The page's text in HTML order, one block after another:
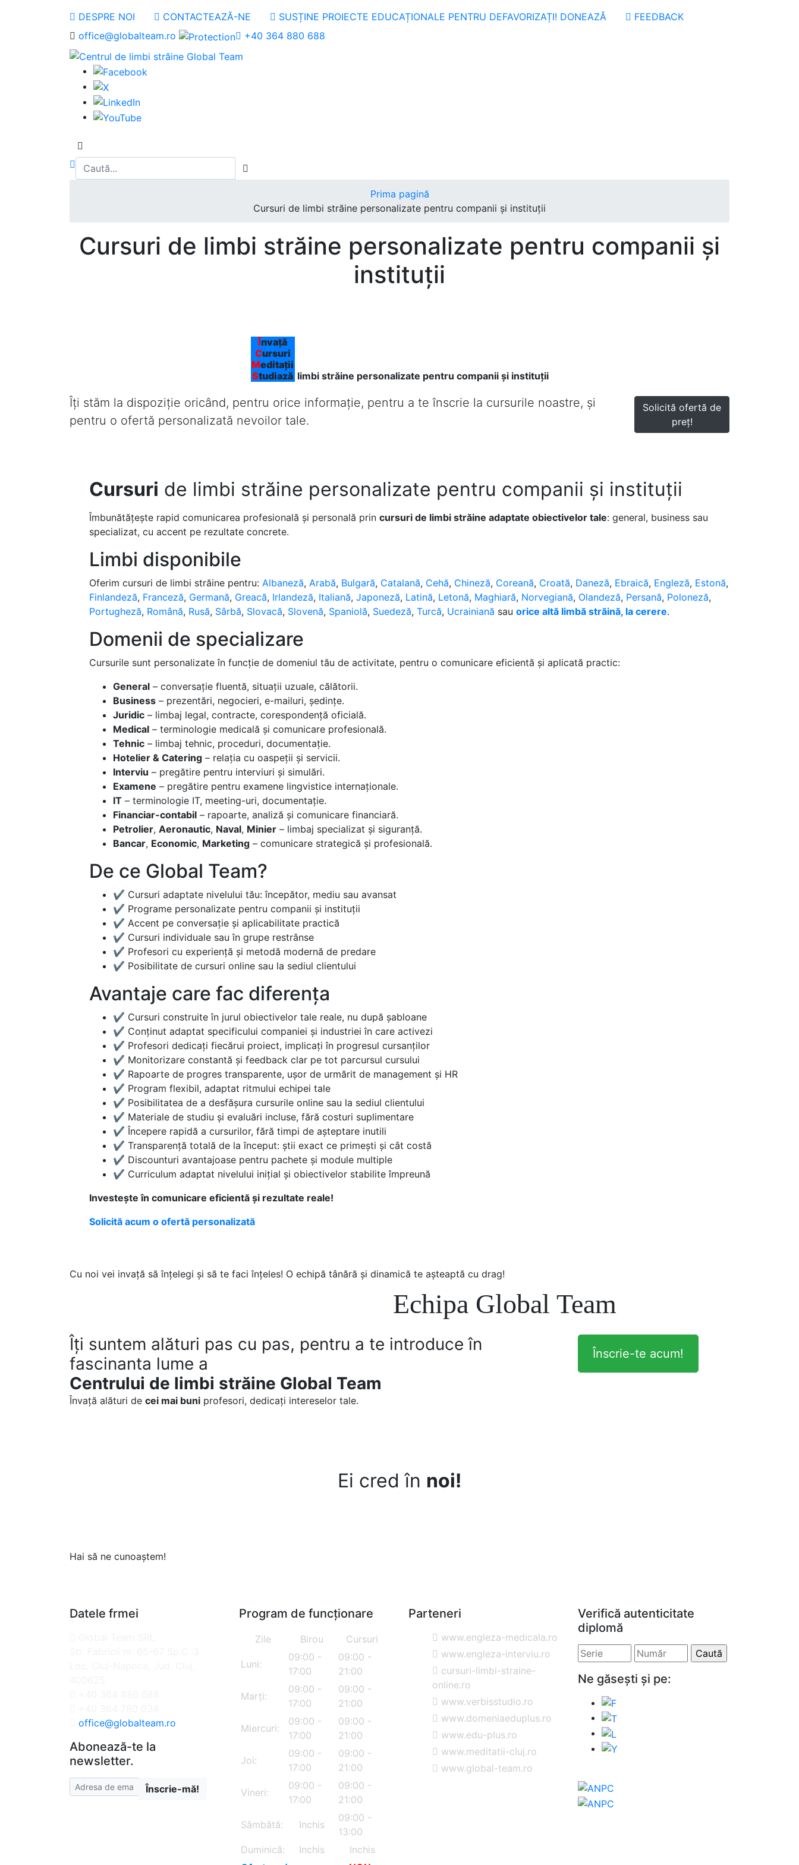
DESPRE NOI CONTACTEAZĂ-NE SUSȚINE PROIECTE EDUCAȚIONALE PENTRU DEFAVORIZAȚI! DONEAZĂ
FEEDBACK
office@globalteam.ro
+40 364 880 688
Cursuri de limbi străine personalizate pentru companii și
instituții
Prima pagină
Cursuri de limbi străine personalizate pentru companii și instituții
Învață
Cursuri
Meditații
Studiază limbi străine personalizate pentru companii și instituții
Îți stăm la dispoziție oricând, pentru orice informație, pentru a te înscrie la cursurile noastre, și
pentru o ofertă personalizată nevoilor tale.
Solicită ofertă de
preț!
Cursuri de limbi străine personalizate pentru companii și instituții
Îmbunătățește rapid comunicarea profesională și personală prin cursuri de limbi străine adaptate obiectivelor tale: general, business sau
specializat, cu accent pe rezultate concrete.
Limbi disponibile
Oferim cursuri de limbi străine pentru: Albaneză, Arabă, Bulgară, Catalană, Cehă, Chineză, Coreană, Croată, Daneză, Ebraică, Engleză, Estonă,
Finlandeză, Franceză, Germană, Greacă, Irlandeză, Italiană, Japoneză, Latină, Letonă, Maghiară, Norvegiană, Olandeză, Persană, Poloneză,
Portugheză, Română, Rusă, Sârbă, Slovacă, Slovenă, Spaniolă, Suedeză, Turcă, Ucrainiană sau orice altă limbă străină, la cerere.
Domenii de specializare
Cursurile sunt personalizate în funcție de domeniul tău de activitate, pentru o comunicare eficientă și aplicată practic:
General – conversație fluentă, situații uzuale, călătorii.
Business – prezentări, negocieri, e-mailuri, ședințe.
Juridic – limbaj legal, contracte, corespondență oficială.
Medical – terminologie medicală și comunicare profesională.
Tehnic – limbaj tehnic, proceduri, documentație.
Hotelier & Catering – relația cu oaspeții și servicii.
Interviu – pregătire pentru interviuri și simulări.
Examene – pregătire pentru examene lingvistice internaționale.
IT – terminologie IT, meeting-uri, documentație.
Financiar-contabil – rapoarte, analiză și comunicare financiară.
Petrolier, Aeronautic, Naval, Minier – limbaj specializat și siguranță.
Bancar, Economic, Marketing – comunicare strategică și profesională.
De ce Global Team?
✔ Cursuri adaptate nivelului tău: începător, mediu sau avansat
✔ Programe personalizate pentru companii și instituții
✔ Accent pe conversație și aplicabilitate practică
✔ Cursuri individuale sau în grupe restrânse
✔ Profesori cu experiență și metodă modernă de predare
✔ Posibilitate de cursuri online sau la sediul clientului
Avantaje care fac diferența
✔ Cursuri construite în jurul obiectivelor tale reale, nu după șabloane
✔ Conținut adaptat specificului companiei și industriei în care activezi
✔ Profesori dedicați fiecărui proiect, implicați în progresul cursanților
✔ Monitorizare constantă și feedback clar pe tot parcursul cursului
✔ Rapoarte de progres transparente, ușor de urmărit de management și HR
✔ Program flexibil, adaptat ritmului echipei tale
✔ Posibilitatea de a desfășura cursurile online sau la sediul clientului
✔ Materiale de studiu și evaluări incluse, fără costuri suplimentare
✔ Începere rapidă a cursurilor, fără timpi de așteptare inutili
✔ Transparență totală de la început: știi exact ce primești și cât costă
✔ Discounturi avantajoase pentru pachete și module multiple
✔ Curriculum adaptat nivelului inițial și obiectivelor stabilite împreună
Investește în comunicare eficientă și rezultate reale!
Solicită acum o ofertă personalizată
Cu noi vei invață să înțelegi și să te faci înțeles! O echipă tânără și dinamică te așteaptă cu drag!
Echipa Global Team
Îți suntem alături pas cu pas, pentru a te introduce în
fascinanta lume a
Centrului de limbi străine Global Team
Învață alături de cei mai buni profesori, dedicați intereselor tale.
Înscrie-te acum!
Ei cred în noi!
Hai să ne cunoaștem!
Datele frmei
office@globalteam.ro
Abonează-te la
newsletter.
Înscrie-mă!
Program de funcționare
Zile Birou Cursuri
Luni:
09:00 -
17:00
09:00 -
21:00
Marți:
09:00 -
17:00
09:00 -
21:00
Miercuri:
09:00 -
17:00
09:00 -
21:00
Joi:
09:00 -
17:00
09:00 -
21:00
Vineri:
09:00 -
17:00
09:00 -
21:00
Sâmbătă: Inchis
09:00 -
13:00
Duminică:
Inchis
Inchis
Parteneri
www.engleza-medicala.ro
www.engleza-interviu.ro
cursuri-limbi-straine-
online.ro
www.verbisstudio.ro
www.domeniaeduplus.ro
www.edu-plus.ro
www.meditatii-cluj.ro
www.global-team.ro
Verifică autenticitate
diplomă
Ne găsești și pe: